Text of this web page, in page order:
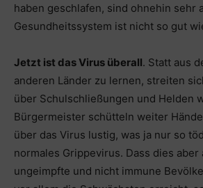
haben geschlafen, sind ohnehin sehr
Gesundheitssystem ist nicht so gut
Jetzt ist das Virus überall. Statt aus
anderen Länder zu lernen, streiten
über Schulschließungen und Helden
Bürgermeister schütteln weiter
über das Virus lustig, was ja nur so
normales Grippevirus. Dass dies aber
ungeimpfte und nicht immune